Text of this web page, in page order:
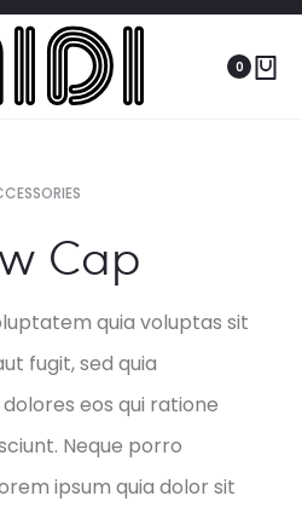
0
Cap
quia voluptas sit
fugit, sed quia
eos qui ratione
Neque porro
ipsum quia dolor sit